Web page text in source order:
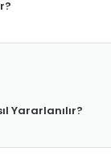
Yararlanılır?